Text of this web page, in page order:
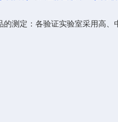
定：各验证实验室采用高、